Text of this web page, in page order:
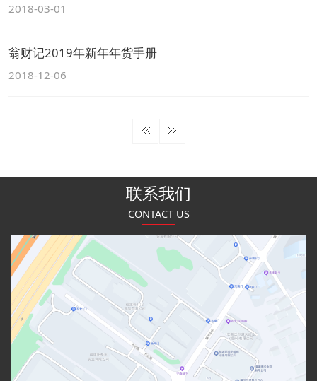
2018-03-01
翁财记2019年新年年货手册
2018-12-06
联系我们
CONTACT US